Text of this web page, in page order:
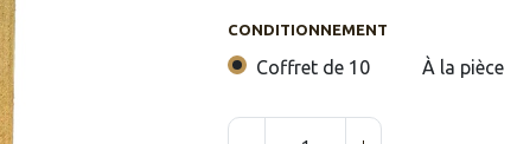
CONDITIONNEMENT
Coffret de 10 À la pièce